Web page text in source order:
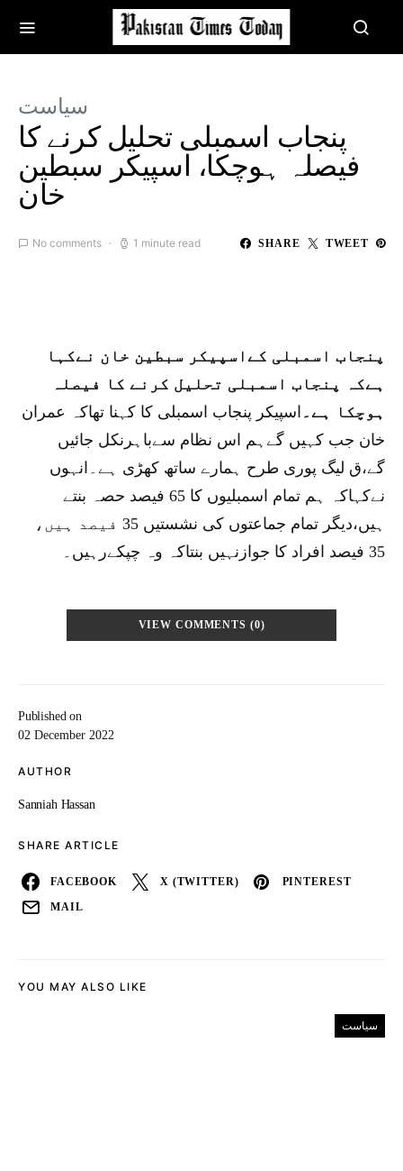
سیاست
پنجاب اسمبلی تحلیل کرنے کا
فیصلہ ہوچکا، اسپیکر سبطین
خان
No comments 1 minute read SHARE TWEET
Published on
02 December 2022
AUTHOR
Sanniah Hassan
SHARE ARTICLE
FACEBOOK X (TWITTER) PINTEREST
MAIL
پنجاب اسمبلی کےاسپیکر سبطین خان نےکہا
ہےکہ پنجاب اسمبلی تحلیل کرنے کا فیصلہ
ہوچکا ہے۔ اسپیکر پنجاب اسمبلی کا کہنا تھاکہ عمران
خان جب کہیں گےہم اس نظام سےباہرنکل جائیں
گے،ق لیگ پوری طرح ہمارے ساتھ کھڑی ہے۔انہوں
نےکہاکہ ہم تمام اسمبلیوں کا 65 فیصد حصہ بنتے
ہیں،دیگر تمام جماعتوں کی نشستیں 35 فیصد ہیں،
35 فیصد افراد کا جوازنہیں بنتاکہ وہ چپکےرہیں۔
VIEW COMMENTS (0)
YOU MAY ALSO LIKE
سیاست